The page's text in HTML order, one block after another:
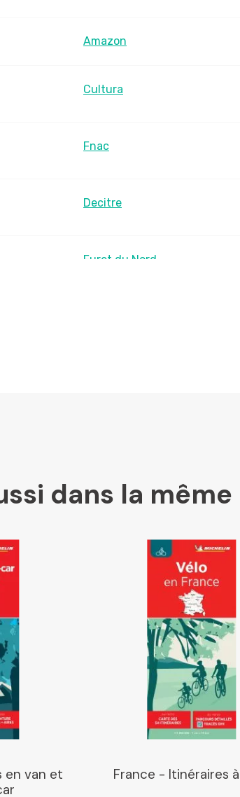
Amazon
Cultura
Fnac
Decitre
Furet du Nord
Mollat
Libraires Ensemble
Librairie La Procure
Paris Librairies
dans la
en van et
France - Itinéraires